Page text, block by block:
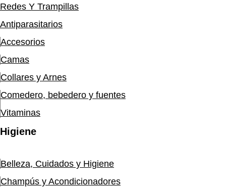
Redes Y Trampillas
Antiparasitarios
Accesorios
Camas
Collares y Arnes
Comedero, bebedero y fuentes
Vitaminas
Higiene
Belleza, Cuidados y Higiene
Champús y Acondicionadores